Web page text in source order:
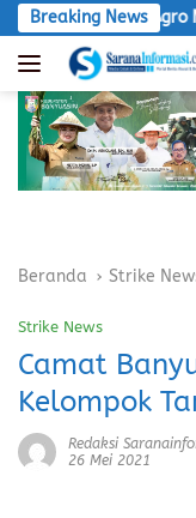
Langsung
ke
konten
Breaking News
PT Inti Agro
Beranda Strike
Strike News
Camat
Kelompok
Redaksi
26 Mei 2021